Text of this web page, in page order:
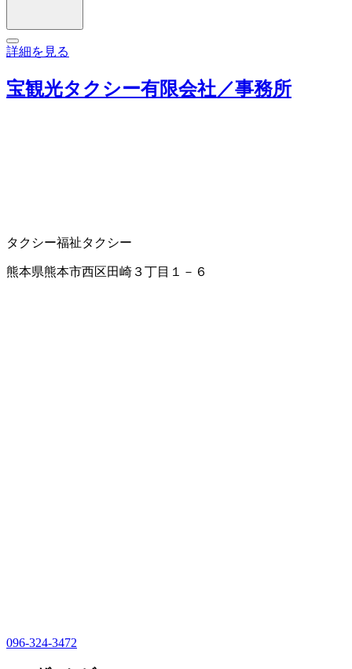
詳細を見る
宝観光タクシー有限会社／事務所
タクシー福祉タクシー
熊本県熊本市西区田崎３丁目１－６
096-324-3472